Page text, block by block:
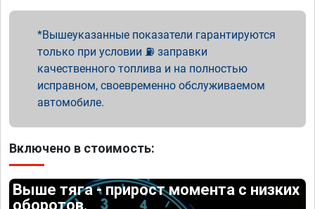
Вышеуказанные показатели гарантируются
только при условии ⛽ заправки
качественного топлива и на полностью
исправном, своевременно обслуживаемом
автомобиле.
Включено в стоимость:
Выше тяга - прирост момента с низких
оборотов.